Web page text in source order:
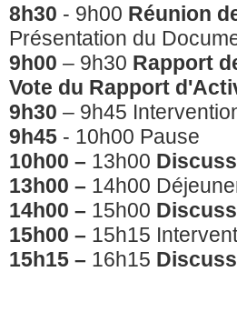
8h30 - 9h00 Réunion
Présentation du
9h00 – 9h30 Rapport
Vote du Rapport
9h30 – 9h45
9h45 - 10h00 Pause
10h00 – 13h00
13h00 – 14h00
14h00 – 15h00
15h00 – 15h15
15h15 – 16h15